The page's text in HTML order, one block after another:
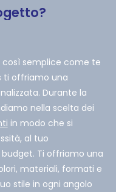
così semplice come te
ti offriamo una
Durante la
nella scelta dei
in modo che si
al tuo
Ti offriamo una
materiali, formati e
stile in ogni angolo